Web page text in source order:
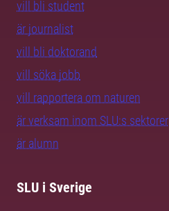
vill bli student
är journalist
vill bli doktorand
vill söka jobb
vill rapportera om naturen
är verksam inom SLU:s sektorer
är alumn
SLU i Sverige